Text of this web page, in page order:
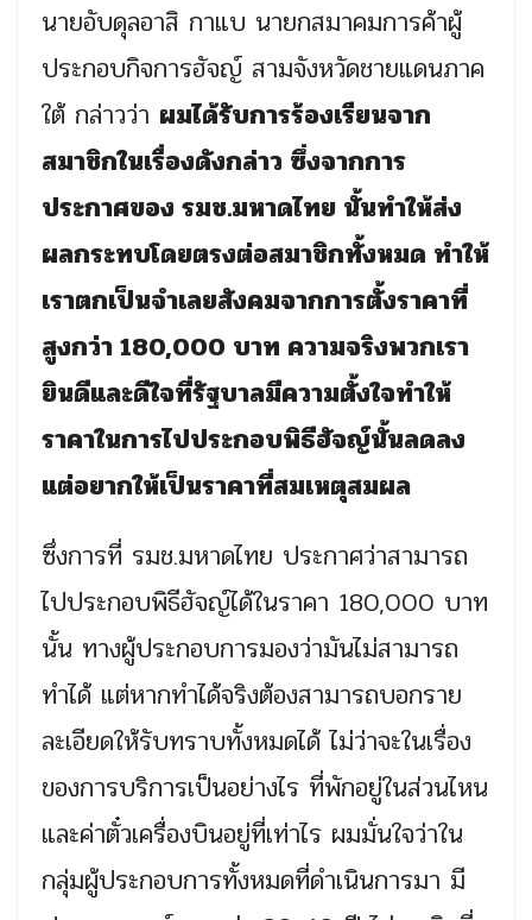
นายอับดุลอาสิ กาแบ นายกสมาคมการค้าผู้
ประกอบกิจการฮัจญ์ สามจังหวัดชายแดนภาค
ใต้ กล่าวว่า ผมได้รับการร้องเรียนจาก
สมาชิกในเรื่องดังกล่าว ซึ่งจากการ
ประกาศของ รมช.มหาดไทย นั้นทำให้ส่ง
ผลกระทบโดยตรงต่อสมาชิกทั้งหมด ทำให้
เราตกเป็นจำเลยสังคมจากการตั้งราคาที่
สูงกว่า 180,000 บาท ความจริงพวกเรา
ยินดีและดีใจที่รัฐบาลมีความตั้งใจทำให้
ราคาในการไปประกอบพิธีฮัจญ์นั้นลดลง
แต่อยากให้เป็นราคาที่สมเหตุสมผล
ซึ่งการที่ รมช.มหาดไทย ประกาศว่าสามารถ
ไปประกอบพิธีฮัจญ์ได้ในราคา 180,000 บาท
นั้น ทางผู้ประกอบการมองว่ามันไม่สามารถ
ทำได้ แต่หากทำได้จริงต้องสามารถบอกราย
ละเอียดให้รับทราบทั้งหมดได้ ไม่ว่าจะในเรื่อง
ของการบริการเป็นอย่างไร ที่พักอยู่ในส่วนไหน
และค่าตั๋วเครื่องบินอยู่ที่เท่าไร ผมมั่นใจว่าใน
กลุ่มผู้ประกอบการทั้งหมดที่ดำเนินการมา มี